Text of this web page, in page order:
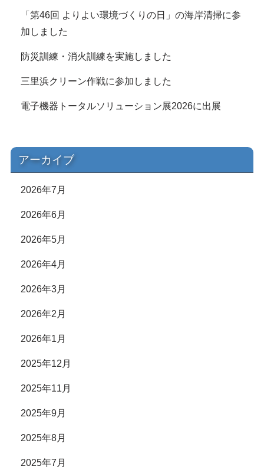
「第46回 よりよい環境づくりの日」の海岸清掃に参
加しました
防災訓練・消火訓練を実施しました
三里浜クリーン作戦に参加しました
電子機器トータルソリューション展2026に出展
アーカイブ
2026年7月
2026年6月
2026年5月
2026年4月
2026年3月
2026年2月
2026年1月
2025年12月
2025年11月
2025年9月
2025年8月
2025年7月